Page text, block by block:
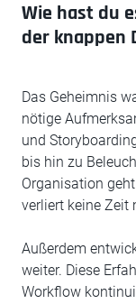
Wie hast du
der knappen
Das Geheimnis
nötige
und
bis hin zu
Organisation
verliert keine Zeit
Außerdem
weiter. Diese
Workflow